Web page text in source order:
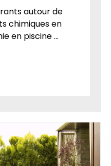
autour de
chimiques en
en piscine ...